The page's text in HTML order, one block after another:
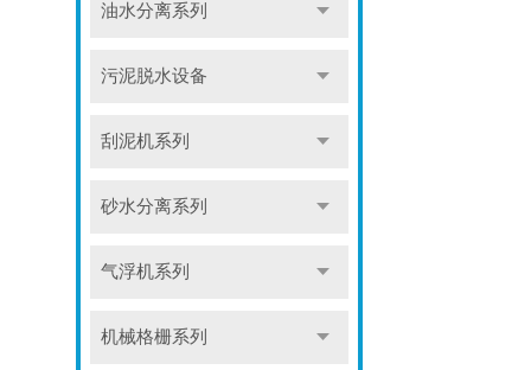
油水分离系列
污泥脱水设备
刮泥机系列
砂水分离系列
气浮机系列
机械格栅系列